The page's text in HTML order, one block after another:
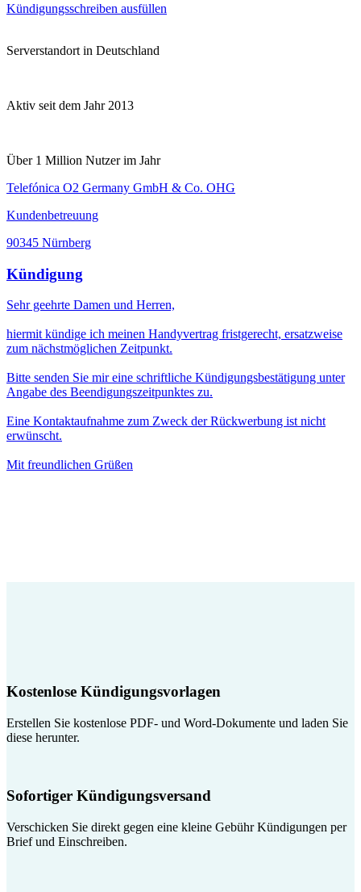
Kündigungsschreiben ausfüllen
Serverstandort in Deutschland
Aktiv seit dem Jahr 2013
Über 1 Million Nutzer im Jahr
Telefónica O2 Germany GmbH & Co. OHG
Kundenbetreuung
90345 Nürnberg
Kündigung
Sehr geehrte Damen und Herren,
hiermit kündige ich meinen Handyvertrag fristgerecht, ersatzweise
zum nächstmöglichen Zeitpunkt.
Bitte senden Sie mir eine schriftliche Kündigungsbestätigung unter
Angabe des Beendigungszeitpunktes zu.
Eine Kontaktaufnahme zum Zweck der Rückwerbung ist nicht
erwünscht.
Mit freundlichen Grüßen
Kostenlose Kündigungsvorlagen
Erstellen Sie kostenlose PDF- und Word-Dokumente und laden Sie
diese herunter.
Sofortiger Kündigungsversand
Verschicken Sie direkt gegen eine kleine Gebühr Kündigungen per
Brief und Einschreiben.